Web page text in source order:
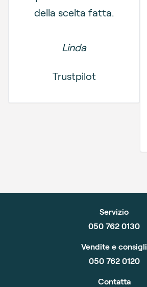
della scelta fatta.
Linda
Trustpilot
Servizio
050 762 0130
Vendite e consigli
050 762 0120
Contatta